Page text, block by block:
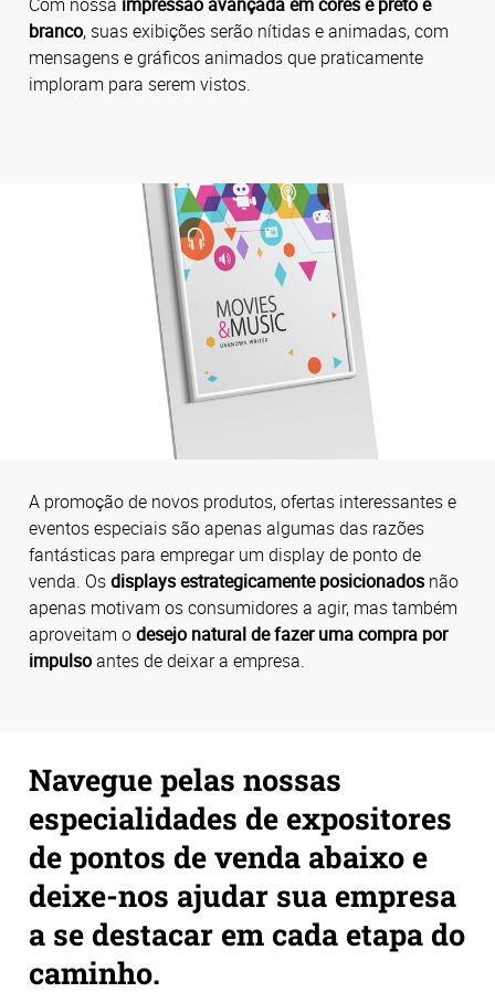
branco, suas exibições serão nítidas e animadas, com
mensagens e gráficos animados que praticamente
imploram para serem vistos.
A promoção de novos produtos, ofertas interessantes e
eventos especiais são apenas algumas das razões
fantásticas para empregar um display de ponto de
venda. Osdisplays estrategicamente posicionados não
apenas motivam os consumidores a agir, mas também
aproveitam odesejo natural de fazer uma compra por
impulsoantes de deixar a empresa.
Navegue pelas nossas
especialidades de expositores
de pontos de venda abaixo e
deixe-nos ajudar sua empresa
a se destacar em cada etapa do
caminho.